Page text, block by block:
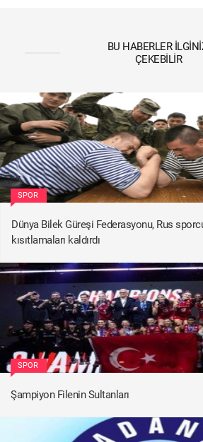
BU HABERLER
ÇEKEBILIR
SPOR
Dünya Bilek Güreşi Federasyonu, Rus
kısıtlamaları kaldırdı
SPOR
Şampiyon Filenin Sultanları